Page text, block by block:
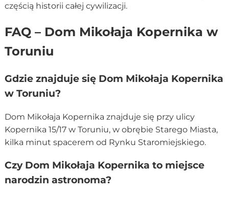
częścią historii całej cywilizacji.
FAQ – Dom Mikołaja Kopernika w
Toruniu
Gdzie znajduje się Dom Mikołaja Kopernika
w Toruniu?
Dom Mikołaja Kopernika znajduje się przy ulicy
Kopernika 15/17 w Toruniu, w obrębie Starego Miasta,
kilka minut spacerem od Rynku Staromiejskiego.
Czy Dom Mikołaja Kopernika to miejsce
narodzin astronoma?